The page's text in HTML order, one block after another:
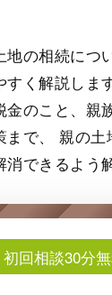
地の相続につ
すく解説しま
金のこと、親
で、 親の土
できるよう
初回相談30分